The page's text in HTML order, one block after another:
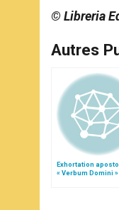
© Libreria
Autres
Exhortation
« Verbum Domini »